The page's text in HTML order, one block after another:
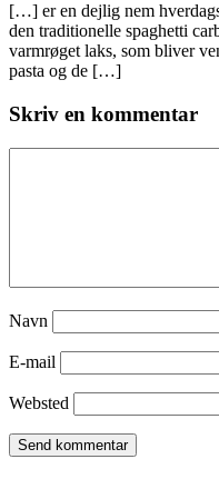
[…] er en dejlig nem
den traditionelle spaghetti
varmrøget laks, som bliver
pasta og de […]
Skriv en kommentar
Navn
E-mail
Websted